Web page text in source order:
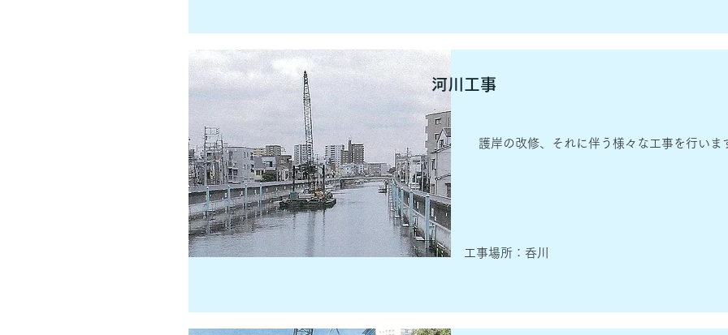
護岸の改修、それに伴う様々な工事を行いま
河川工事
​工事場所：呑川